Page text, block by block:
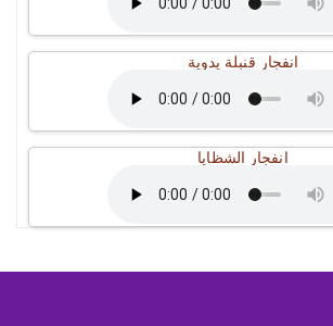
انفجار قنبلة يدوية
انفجار الشظايا